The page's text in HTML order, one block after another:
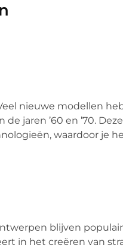
nieuwe modellen
jaren ’60 en ’70.
waardoor je
blijven
in het creëren van